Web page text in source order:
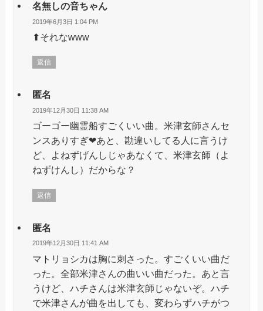
名無しの音ちゃん
2019年6月3日 1:04 PM
⬆︎それなwww
返信
匿名
2019年12月30日 11:38 AM
ゴーゴー幽霊船すごくいい曲。米津玄師さんセ
ンスありすぎ❤︎あと、勘違いしてる人に言うけ
ど、よねずげんしじゃあなくて、米津玄師（よ
ねずけんし）だからな？
返信
匿名
2019年12月30日 11:41 AM
マトリョシカは胸に刺さった。すごくいい曲だ
った。全部米津さんの曲いい曲だった。あと言
うけど、ハチさんは米津玄師じゃないぞ。ハチ
で米津さんが曲を出しても、変わらずハチがつ